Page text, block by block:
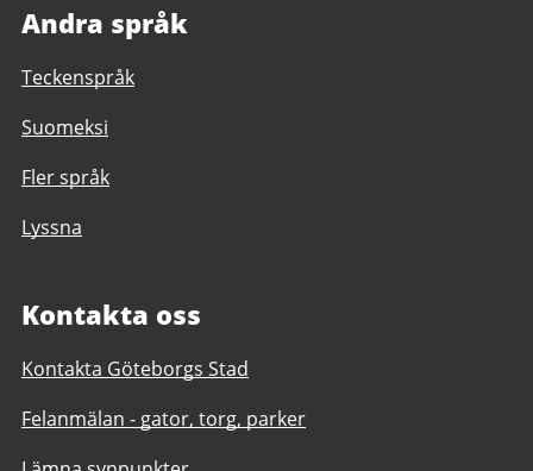
Andra språk
Teckenspråk
Suomeksi
Fler språk
Lyssna
Kontakta oss
Kontakta Göteborgs Stad
Felanmälan - gator, torg, parker